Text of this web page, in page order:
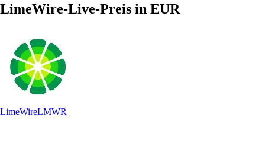
LimeWire-Live-Preis in EUR
LimeWireLMWR